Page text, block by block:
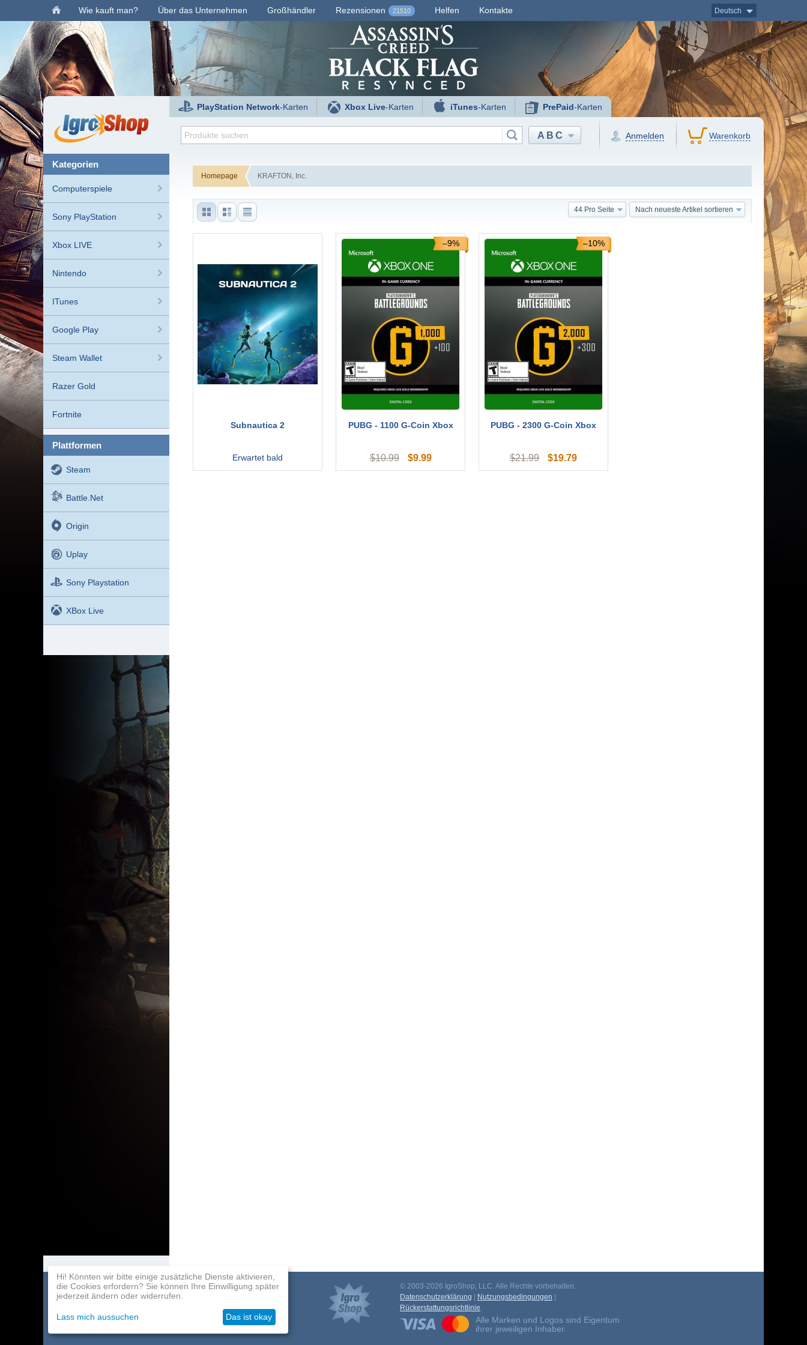
Wie kauft man? Über das Unternehmen Großhändler Rezensionen 21510 Helfen Kontakte Deutsch
PlayStation Network-Karten Xbox Live-Karten iTunes-Karten PrePaid-Karten
ABC Anmelden Warenkorb
kategorien
Computerspiele
Sony PlayStation
Xbox LIVE
Nintendo
ITunes
Google Play
Steam Wallet
Razer Gold
Fortnite
plattformen
Steam
Battle.net
Origin
Uplay
Sony Playstation
XBox Live
Homepage KRAFTON, Inc.
Nach neueste Artikel sortieren
44 Pro Seite
Subnautica 2
Erwartet bald
–9%
PUBG - 1100 G-Coin Xbox
$10.99 $9.99
–10%
PUBG - 2300 G-Coin Xbox
$21.99 $19.79
Spielekatalog
Zahlung
Kontakte
© 2003-2026 IgroShop, LLC. Alle Rechte vorbehalten.
Datenschutzerklärung
Nutzungsbedingungen
Rückerstattungsrichtlinie.
Alle Marken und Logos sind Eigentum
ihrer jeweiligen Inhaber.
Hi! Könnten wir bitte einige zusätzliche Dienste aktivieren,
die Cookies erfordern? Sie können Ihre Einwilligung später
jederzeit ändern oder widerrufen.
Lass mich aussuchen Das ist okay